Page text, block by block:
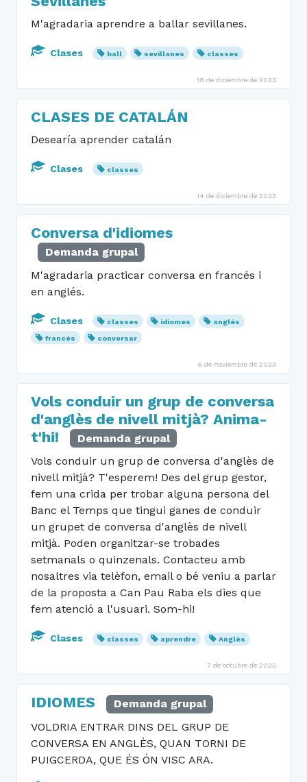
M'agradaria aprendre a ballar sevillanes.
Clases ball sevillanes classes
18 de diciembre de 2023
CLASES DE CATALÁN
Desearía aprender catalán
Clases classes
14 de diciembre de 2023
Conversa d'idiomes
Demanda grupal
M'agradaria practicar conversa en francés i
en anglés.
Clases classes idiomes
anglés
francés
conversar
6 de noviembre de 2023
Vols conduir un grup de conversa
d'anglès de nivell mitjà? Anima-
t'hi!
Demanda grupal
Vols conduir un grup de conversa d'anglès de
nivell mitjà? T'esperem! Des del grup gestor,
fem una crida per trobar alguna persona del
Banc el Temps que tingui ganes de conduir
un grupet de conversa d'anglès de nivell
mitjà. Poden organitzar-se trobades
setmanals o quinzenals. Contacteu amb
nosaltres via telèfon, email o bé veniu a parlar
de la proposta a Can Pau Raba els dies que
fem atenció a l'usuari. Som-hi!
Clases classes aprendre Anglès
7 de octubre de 2023
IDIOMES
Demanda grupal
VOLDRIA ENTRAR DINS DEL GRUP DE
CONVERSA EN ANGLÈS, QUAN TORNI DE
PUIGCERDA, QUE ÉS ÓN VISC ARA.